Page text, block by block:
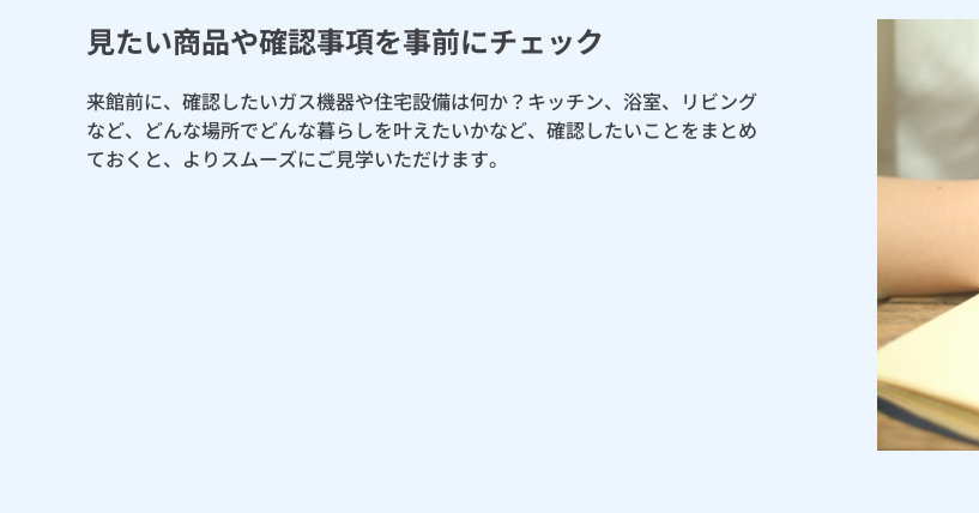
見たい商品や確認事項を事前にチェック
来館前に、確認したいガス機器や住宅設備は何か？キッチン、浴室、リビング
など、どんな場所でどんな暮らしを叶えたいかなど、確認したいことをまとめ
ておくと、よりスムーズにご見学いただけます。